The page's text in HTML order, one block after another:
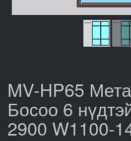
MV-HP65
Босоо 6
2900 W1100-